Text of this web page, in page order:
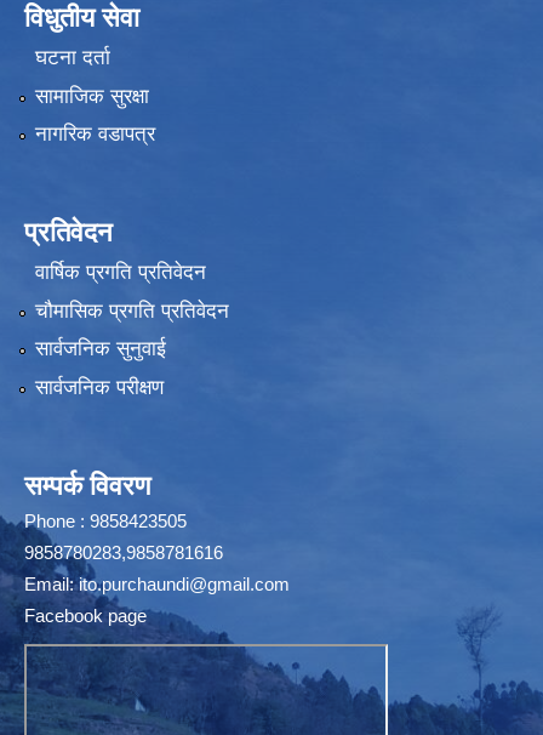
विधुतीय सेवा
घटना दर्ता
सामाजिक सुरक्षा
नागरिक वडापत्र
प्रतिवेदन
वार्षिक प्रगति प्रतिवेदन
चौमासिक प्रगति प्रतिवेदन
सार्वजनिक सुनुवाई
सार्वजनिक परीक्षण
सम्पर्क विवरण
Phone : 9858423505
9858780283,9858781616
Email:ito.purchaundi@gmail.com
Facebook page